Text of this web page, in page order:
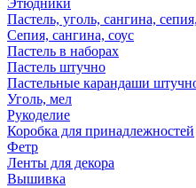
Этюдники
Пастель, уголь, сангина,
Сепия, сангина, соус
Пастель в наборах
Пастель штучно
Пастельные карандаши
Уголь, мел
Рукоделие
Коробка для принадлежностей
Фетр
Ленты для декора
Вышивка